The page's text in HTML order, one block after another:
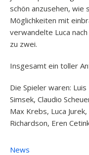
schön anzusehen, wie
Möglichkeiten mit
verwandelte Luca
zu zwei.
Insgesamt ein toller
Die Spieler waren:
Simsek, Claudio
Max Krebs, Luca
Richardson, Eren
News